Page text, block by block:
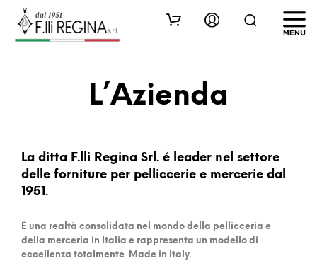
L’Azienda
La ditta F.lli Regina Srl. é leader nel settore
delle forniture per pelliccerie e mercerie dal
1951.
É una realtà consolidata nel mondo della pellicceria e
della merceria in Italia e rappresenta un modello di
eccellenza totalmente Made in Italy.